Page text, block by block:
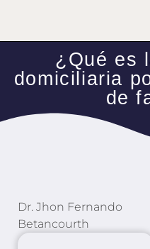
¿Qué es
domiciliaria
de
Dr. Jhon Fernando
Betancourth